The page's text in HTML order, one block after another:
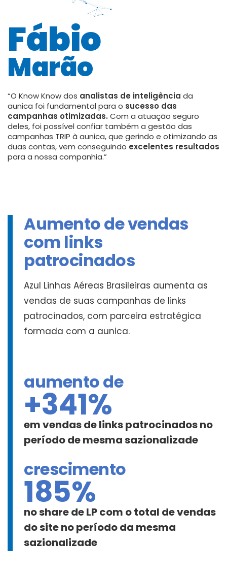
Fábio
Marão
“O Know Know dos analistas de inteligência da
aunica foi fundamental para o sucesso das
campanhas otimizadas. Com a atuação seguro
deles, foi possível confiar também a gestão das
campanhas TRIP à aunica, que gerindo e otimizando as
duas contas, vem conseguindo excelentes resultados
para a nossa companhia.”
Aumento de vendas
com links
patrocinados
Azul Linhas Aéreas Brasileiras aumenta as
vendas de suas campanhas de links
patrocinados, com parceira estratégica
formada com a aunica.
aumento de
+341%
em vendas de links patrocinados no
período de mesma sazionalizade
crescimento
185%
no share de LP com o total de vendas
do site no período da mesma
sazionalizade